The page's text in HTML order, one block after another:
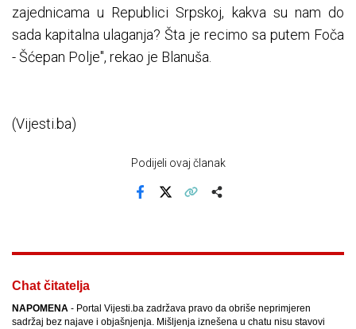
zajednicama u Republici Srpskoj, kakva su nam do
sada kapitalna ulaganja? Šta je recimo sa putem Foča
- Šćepan Polje", rekao je Blanuša.
(Vijesti.ba)
Podijeli ovaj članak
Chat čitatelja
NAPOMENA - Portal Vijesti.ba zadržava pravo da obriše neprimjeren
sadržaj bez najave i objašnjenja. Mišljenja iznešena u chatu nisu stavovi